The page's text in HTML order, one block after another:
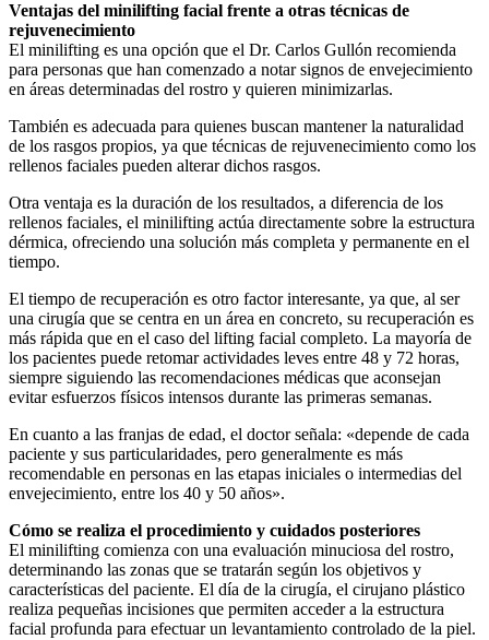
Ventajas del minilifting facial frente a otras técnicas de
rejuvenecimiento
El minilifting es una opción que el Dr. Carlos Gullón recomienda
para personas que han comenzado a notar signos de envejecimiento
en áreas determinadas del rostro y quieren minimizarlas.
También es adecuada para quienes buscan mantener la naturalidad
de los rasgos propios, ya que técnicas de rejuvenecimiento como los
rellenos faciales pueden alterar dichos rasgos.
Otra ventaja es la duración de los resultados, a diferencia de los
rellenos faciales, el minilifting actúa directamente sobre la estructura
dérmica, ofreciendo una solución más completa y permanente en el
tiempo.
El tiempo de recuperación es otro factor interesante, ya que, al ser
una cirugía que se centra en un área en concreto, su recuperación es
más rápida que en el caso del lifting facial completo. La mayoría de
los pacientes puede retomar actividades leves entre 48 y 72 horas,
siempre siguiendo las recomendaciones médicas que aconsejan
evitar esfuerzos físicos intensos durante las primeras semanas.
En cuanto a las franjas de edad, el doctor señala: «depende de cada
paciente y sus particularidades, pero generalmente es más
recomendable en personas en las etapas iniciales o intermedias del
envejecimiento, entre los 40 y 50 años».
Cómo se realiza el procedimiento y cuidados posteriores
El minilifting comienza con una evaluación minuciosa del rostro,
determinando las zonas que se tratarán según los objetivos y
características del paciente. El día de la cirugía, el cirujano plástico
realiza pequeñas incisiones que permiten acceder a la estructura
facial profunda para efectuar un levantamiento controlado de la piel.